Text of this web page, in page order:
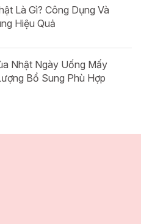
Là Gì? Công Dụng Và
Hiệu Quả
Nhật Ngày Uống Mấy
Bổ Sung Phù Hợp